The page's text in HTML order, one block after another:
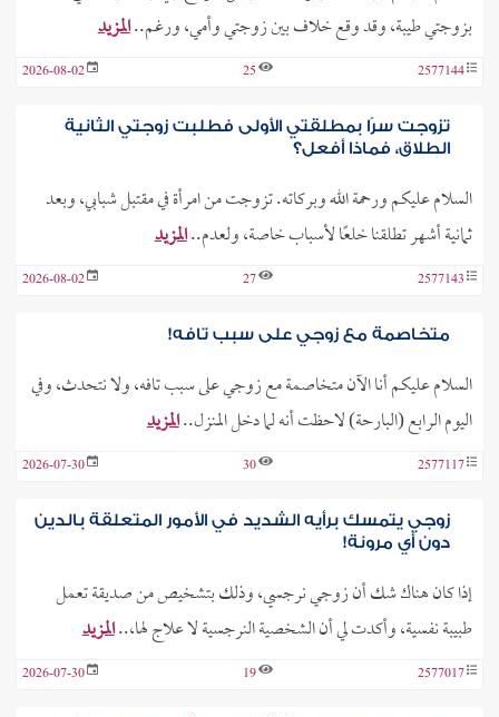
بزوجتي طيبة، وقد وقع خلاف بين زوجتي وأمي، ورغم..المزيد
2577144
25
2026-08-02
تزوجت سرًا بمطلقتي الأولى فطلبت زوجتي الثانية
الطلاق، فماذا أفعل؟
السلام عليكم ورحمة الله وبركاته. تزوجت من امرأة في مقتبل شبابي، وبعد
ثمانية أشهر تطلقنا خلعًا لأسباب خاصة، ولعدم..المزيد
2577143
27
2026-08-02
متخاصمة مع زوجي على سبب تافه!
السلام عليكم أنا الآن متخاصمة مع زوجي على سبب تافه، ولا نتحدث، وفي
اليوم الرابع (البارحة) لاحظت أنه لما دخل المنزل..المزيد
2577117
30
2026-07-30
زوجي يتمسك برأيه الشديد في الأمور المتعلقة بالدين
دون أي مرونة!
إذا كان هناك شك أن زوجي نرجسي، وذلك بتشخيص من صديقة تعمل
طبيبة نفسية، وأكدت لي أن الشخصية النرجسية لا علاج لها،..المزيد
2577017
19
2026-07-30